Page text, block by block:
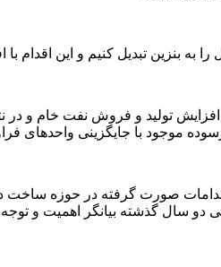
به بنزین تبدیل کنیم و این اقدام
افزایش تولید و فروش نفت خام
موجود با جایگزینی واحدهای